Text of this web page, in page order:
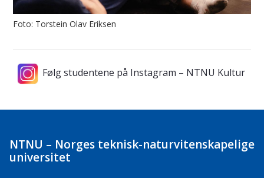
Foto: Torstein Olav Eriksen
Følg studentene på Instagram – NTNU Kultur
NTNU – Norges teknisk-naturvitenskapelige
universitet